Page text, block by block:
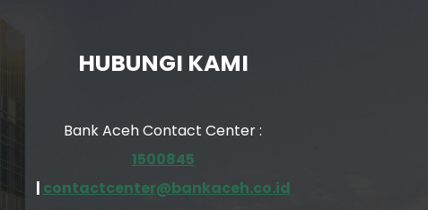
HUBUNGI KAMI
Bank Aceh Contact Center :
1500845
| contactcenter@bankaceh.co.id